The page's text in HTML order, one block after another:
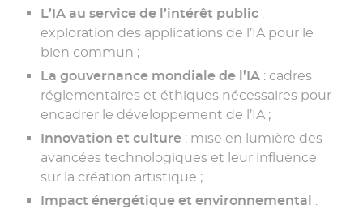
L’IA au service de l’intérêt public :
exploration des applications de l’IA pour le
bien commun ;
La gouvernance mondiale de l’IA : cadres
réglementaires et éthiques nécessaires pour
encadrer le développement de l’IA ;
Innovation et culture : mise en lumière des
avancées technologiques et leur influence
sur la création artistique ;
Impact énergétique et environnemental :